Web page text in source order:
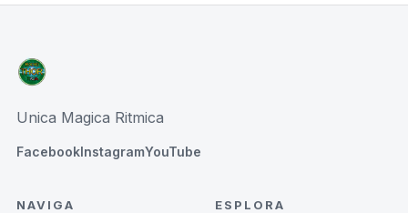
Unica Magica Ritmica
FacebookInstagramYouTube
NAVIGA ESPLORA